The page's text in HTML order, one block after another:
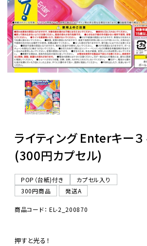
販促用カプセルトイ
よくあるご質問
06-6282-7659
ライティング Enterキー
(300円カプセル)
POP（台紙)付き
カプセル入り
300円商品
発送A
商品コード： EL-2_200870
押すと光る！